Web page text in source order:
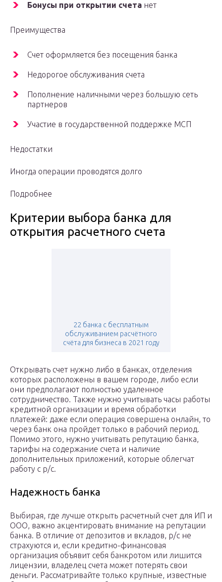
Бонусы при открытии счета нет
Преимущества
Счет оформляется без посещения банка
Недорогое обслуживания счета
Пополнение наличными через большую сеть
партнеров
Участие в государственной поддержке МСП
Недостатки
Иногда операции проводятся долго
Подробнее
Критерии выбора банка для
открытия расчетного счета
22 банка с бесплатным
обслуживанием расчётного
счёта для бизнеса в 2021 году
Открывать счет нужно либо в банках, отделения
которых расположены в вашем городе, либо если
они предполагают полностью удаленное
сотрудничество. Также нужно учитывать часы работы
кредитной организации и время обработки
платежей: даже если операция совершена онлайн, то
через банк она пройдет только в рабочий период.
Помимо этого, нужно учитывать репутацию банка,
тарифы на содержание счета и наличие
дополнительных приложений, которые облегчат
работу с р/с.
Надежность банка
Выбирая, где лучше открыть расчетный счет для ИП и
ООО, важно акцентировать внимание на репутации
банка. В отличие от депозитов и вкладов, р/с не
страхуются и, если кредитно-финансовая
организация объявит себя банкротом или лишится
лицензии, владелец счета может потерять свои
деньги. Рассматривайте только крупные, известные